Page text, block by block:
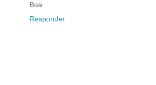
Boa
Responder